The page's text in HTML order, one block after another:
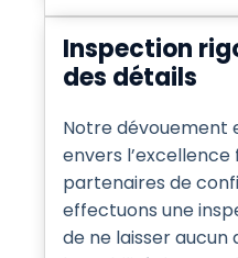
Inspection
des détails
Notre dévouement
envers
partenaires de
effectuons une
de ne laisser